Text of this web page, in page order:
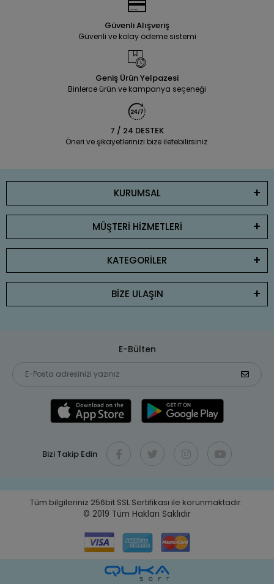
Güvenli Alışveriş
Güvenli ve kolay ödeme sistemi
Geniş Ürün Yelpazesi
Binlerce ürün ve kampanya seçeneği
7 / 24 DESTEK
Öneri ve şikayetlerinizi bize iletebilirsiniz.
KURUMSAL
MÜŞTERİ HİZMETLERİ
KATEGORİLER
BİZE ULAŞIN
E-Bülten
Bizi Takip Edin
Tüm bilgileriniz 256bit SSL Sertifikası ile korunmaktadır.
© 2019 Tüm Hakları Saklıdır